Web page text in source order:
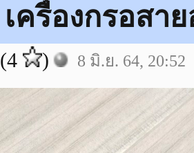
เครื่องกรอสา
(4 ) 8 มิ.ย. 64, 20:52